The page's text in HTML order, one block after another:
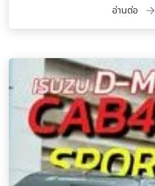
อ่านต่อ